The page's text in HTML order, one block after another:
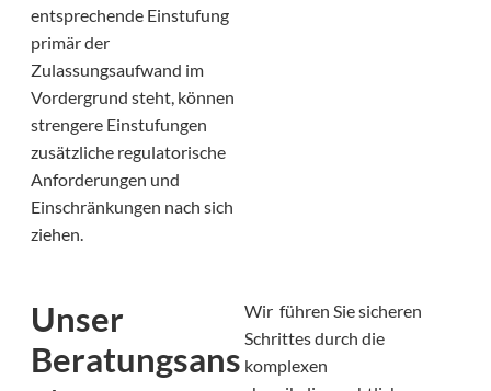
entsprechende Einstufung
primär der
Zulassungsaufwand im
Vordergrund steht, können
strengere Einstufungen
zusätzliche regulatorische
Anforderungen und
Einschränkungen nach sich
ziehen.
Unser
Beratungsans
Wir führen Sie sicheren
Schrittes durch die
komplexen